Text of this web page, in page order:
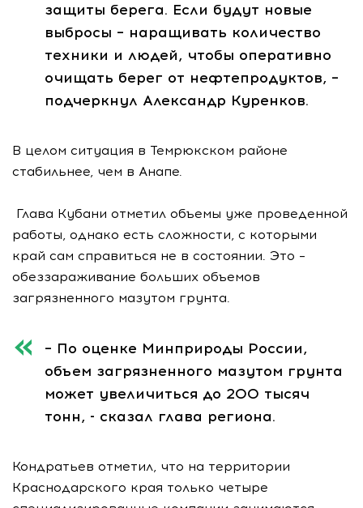
защиты берега. Если будут новые
выбросы – наращивать количество
техники и людей, чтобы оперативно
очищать берег от нефтепродуктов, –
подчеркнул Александр Куренков.
В целом ситуация в Темрюкском районе
стабильнее, чем в Анапе.
Глава Кубани отметил объемы уже проведенной
работы, однако есть сложности, с которыми
край сам справиться не в состоянии. Это –
обеззараживание больших объемов
загрязненного мазутом грунта.
– По оценке Минприроды России,
объем загрязненного мазутом грунта
может увеличиться до 200 тысяч
тонн, - сказал глава региона.
Кондратьев отметил, что на территории
Краснодарского края только четыре